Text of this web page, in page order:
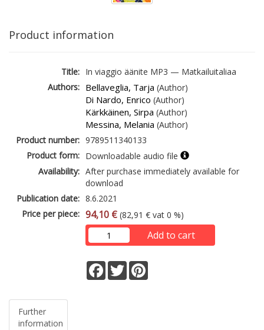
Product information
Title: In viaggio äänite MP3 — Matkailuitaliaa
Authors: Bellaveglia, Tarja (Author)
Di Nardo, Enrico (Author)
Kärkkäinen, Sirpa (Author)
Messina, Melania (Author)
Product number: 9789511340133
Product form: Downloadable audio file
Availability: After purchase immediately available for
download
Publication date: 8.6.2021
Price per piece: 94,10 € (82,91 € vat 0 %)
Add to cart
Facebook
Twitter
Further
information